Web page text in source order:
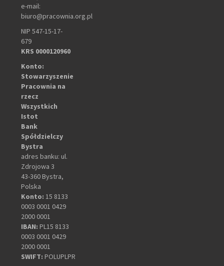
e-mail:
biuro@pracownia.org.pl
NIP 547-15-17-
679
KRS 0000120960
Konto:
Stowarzyszenie
Pracownia na
rzecz
Wszystkich
Istot
Bank
Spółdzielczy
Bystra
adres banku: ul.
Zdrojowa 3
43-360 Bystra,
Polska
Konto: 15 8133
0003 0001 0429
2000 0001
IBAN: PL15 8133
0003 0001 0429
2000 0001
SWIFT: POLUPLPR